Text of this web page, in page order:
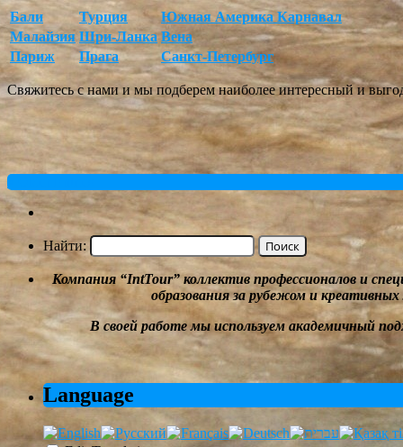
Бали Турция
Южная Америка Карнавал
Малайзия Шри-Ланка Вена
Париж
Прага Санкт-Петербург
Свяжитесь с нами и мы подберем наиболее интересный и
« Older Entries
Найти:
Компания “IntTour” коллектив профессионалов и
образования за рубежом икреативных
В своей работе мы используем академичный
Language